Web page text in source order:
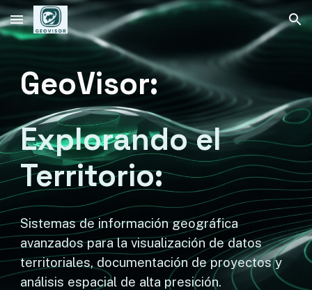
Skip to main content Skip to navigation
GeoVisor:
Explorando el
Territorio:
Sistemas de información geográfica
avanzados para la visualización de datos
territoriales, documentación de proyectos y
análisis espacial de alta presición.